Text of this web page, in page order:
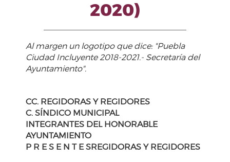
2020)
Al margen un logotipo que dice: "Puebla
Ciudad Incluyente 2018-2021.- Secretaría del
Ayuntamiento".
CC. REGIDORAS Y REGIDORES
C. SÍNDICO MUNICIPAL
INTEGRANTES DEL HONORABLE
AYUNTAMIENTO
P R E S E N T E SREGIDORAS Y REGIDORES